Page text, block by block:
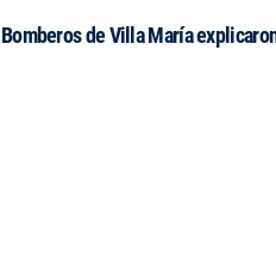
de Villa María